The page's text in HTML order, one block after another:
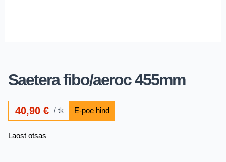
Saetera fibo/aeroc 455mm
40,90€ tk
Laost otsas